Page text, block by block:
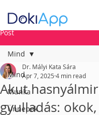
Post
Mind
Munka
Ünnepek
Mind
Akut
gyulladás:
Dr. Mályi Kata Sára
Apr 7, 2025 4 min read